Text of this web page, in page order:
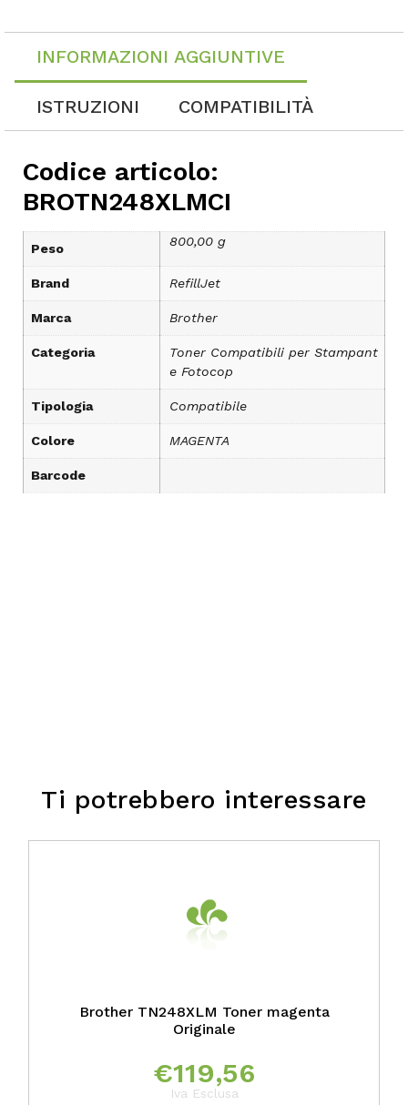
INFORMAZIONI AGGIUNTIVE
ISTRUZIONI COMPATIBILITÀ
Codice articolo:
BROTN248XLMCI
Peso 800,00 g
Brand RefillJet
Marca Brother
Categoria
Toner Compatibili per Stampant
e Fotocop
Tipologia Compatibile
Colore MAGENTA
Barcode
Ti potrebbero interessare
Brother TN248XLM Toner magenta
Originale
€119,56
Iva Esclusa